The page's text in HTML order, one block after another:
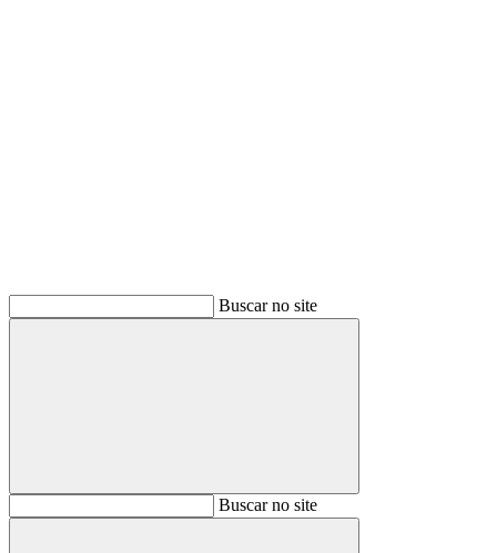
Buscar no site
BuscarBuscar no site